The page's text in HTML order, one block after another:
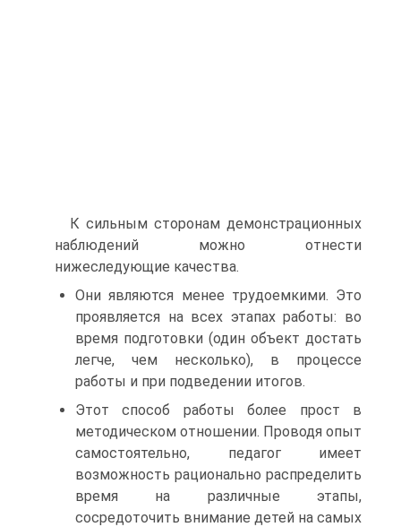
К сильным сторонам демонстрационных
наблюдений можно отнести
нижеследующие качества.
Они являются менее трудоемкими. Это
проявляется на всех этапах работы: во
время подготовки (один объект достать
легче, чем несколько), в процессе
работы и при подведении итогов.
Этот способ работы более прост в
методическом отношении. Проводя опыт
самостоятельно, педагог имеет
возможность рационально распределить
время на различные этапы,
сосредоточить внимание детей на самых